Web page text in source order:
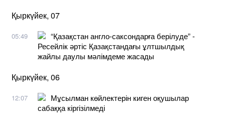
Қыркүйек, 07
05:49
“Қазақстан англо-саксондарға берілуде” -
Ресейлік әртіс Қазақстандағы ұлтшылдық
жайлы даулы мәлімдеме жасады
Қыркүйек, 06
12:07
Мұсылман көйлектерін киген оқушылар
сабаққа кіргізілмеді